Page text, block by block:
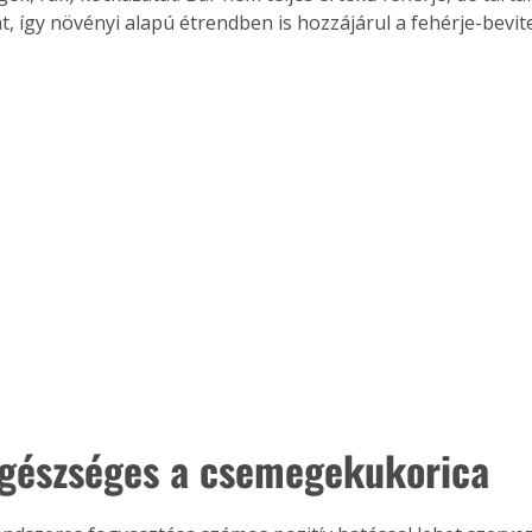
így növényi alapú étrendben is hozzájárul a fehérje-
a csemegekukorica